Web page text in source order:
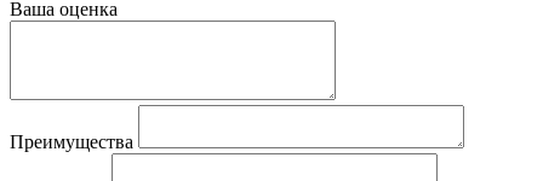
Ваша оценка
Преимущества